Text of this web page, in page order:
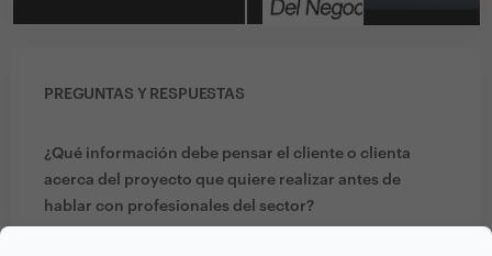
PREGUNTAS Y RESPUESTAS
¿Qué información debe pensar el cliente o clienta
acerca del proyecto que quiere realizar antes de
hablar con profesionales del sector?